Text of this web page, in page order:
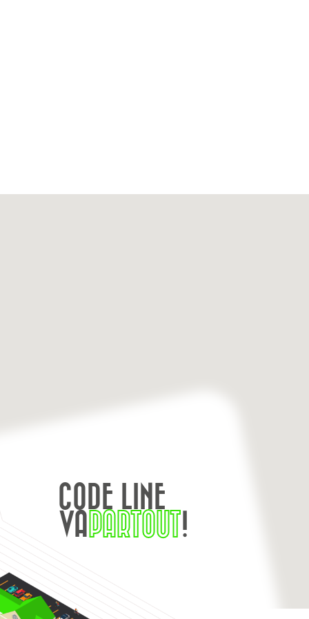
CODE LINE
VAPARTOUT!